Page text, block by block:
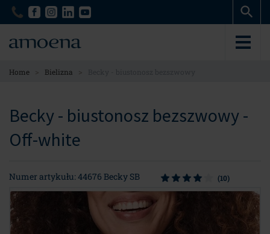
Skip
content
Skip
content
Home > Bielizna >
Becky - biustonosz bezszwowy -
Off-white
Numer artykułu: 44676 Becky SB (10)